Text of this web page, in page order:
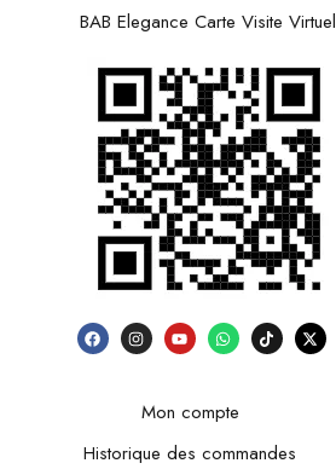
BAB Elegance Carte Visite Virtuel
Mon compte
Historique des commandes